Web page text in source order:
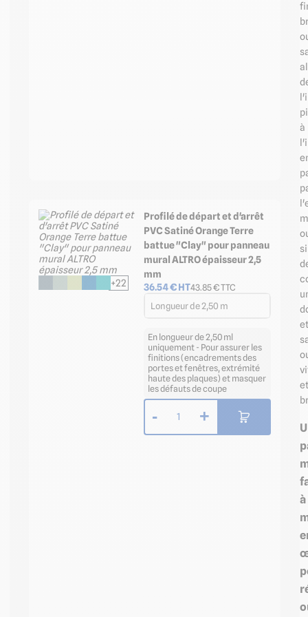
+22
Profilé de départ et d'arrêt
PVC Satiné Orange Terre
battue "Clay" pour panneau
mural ALTRO épaisseur 2,5
mm
36.54€ HT43.85€ TTC
Longueur de 2,50 m
En longueur de 2,50 ml
uniquement - Pour assurer les
finitions (encadrements des
portes et fenêtres, extrémité
haute des plaques) et masquer
les défauts de coupe
- 1 +
à
et
et
à